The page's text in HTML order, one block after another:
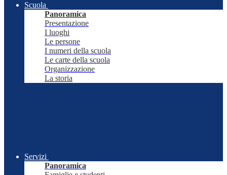
Scuola
Panoramica
Presentazione
I luoghi
Le persone
I numeri della scuola
Le carte della scuola
Organizzazione
La storia
Servizi
Panoramica